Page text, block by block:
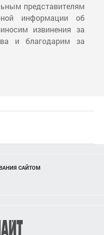
представителям
информации об
извинения за
и благодарим за
САЙТОМ